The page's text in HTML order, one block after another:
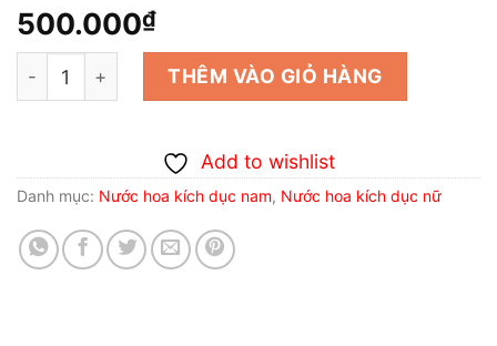
500.000₫
YKD555 Thuốc Kích Dục Dạng Ngửi RUSH vàng số
THÊM VÀO GIỎ HÀNG
Add to wishlist
Danh mục: Nước hoa kích dục nam, Nước hoa kích dục nữ